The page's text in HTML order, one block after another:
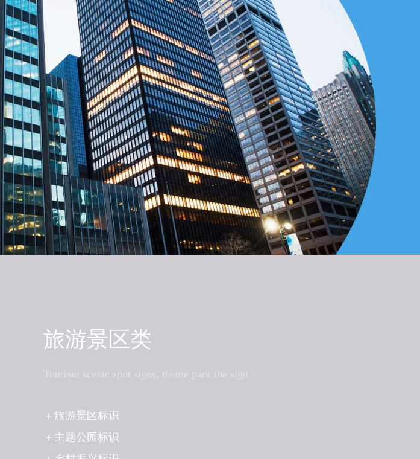
旅游景区类
Tourism scenic spot signs, theme park the sign
＋旅游景区标识
＋主题公园标识